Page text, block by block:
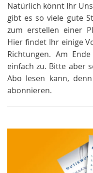
Natürlich könnt Ihr
gibt es so viele gute
zum erstellen einer
Hier findet Ihr einige
Richtungen. Am
einfach zu. Bitte aber
Abo lesen kann,
abonnieren.